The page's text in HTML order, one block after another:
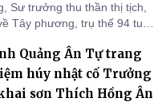
Sư trưởng thu thần thị tịch,
Tây phương, trụ thế 94 tuổi
Quảng Ân Tự trang
húy nhật cố Trưởng
sơn Thích Hồng Ân